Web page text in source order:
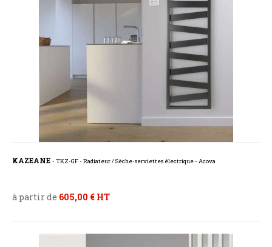
KAZEANE - TKZ-GF - Radiateur / Sèche-serviettes électrique - Acova
à partir de 605,00 € HT